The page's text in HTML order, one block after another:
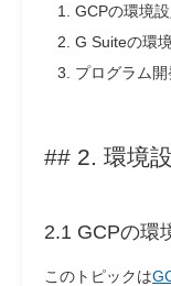
GCPの環境
G Suiteの環
プログラム開
## 2. 環境
2.1 GCPの環
このトピックは